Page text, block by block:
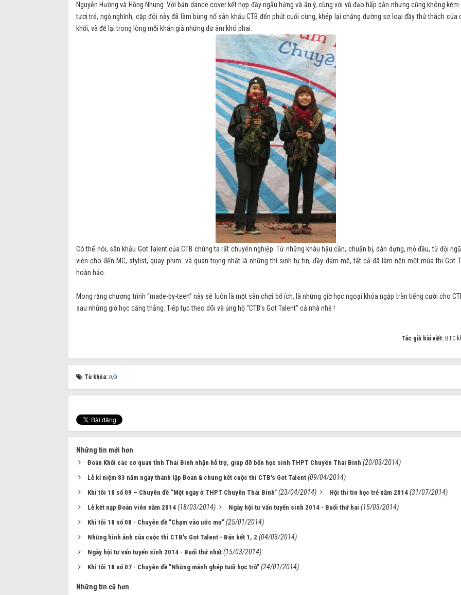
Nguyễn Hường và Hồng Nhung. Với bản dance cover kết hợp đầy ngẫu hứng và ăn ý, cùng với vũ đạo hấp dẫn nhưng cũng không kém
tươi trẻ, ngộ nghĩnh, cặp đôi này đã làm bùng nổ sân khấu CTB đến phút cuối cùng, khép lại chặng đường sơ loại đầy thử thách của
khối, và để lại trong lòng mỗi khán giả những dư âm khó phai.
Có thể nói, sân khấu Got Talent của CTB chúng ta rất chuyên nghiệp. Từ những khâu hậu cần, chuẩn bị, dàn dựng, mở đầu, từ đội
viên cho đến MC, stylist, quay phim…và quan trọng nhất là những thí sinh tự tin, đầy đam mê, tất cả đã làm nên một mùa thi Got
hoàn hảo.
Mong rằng chương trình “made-by-teen” này sẽ luôn là một sân chơi bổ ích, là những giờ học ngoại khóa ngập tràn tiếng cười cho
sau những giờ học căng thẳng. Tiếp tục theo dõi và ủng hộ “CTB’s Got Talent” cả nhà nhé !
Tác giả bài viết: BTC
Từ khóa: n/a
Những tin mới hơn
Đoàn Khối các cơ quan tỉnh Thái Bình nhận hỗ trợ, giúp đỡ bốn học sinh THPT Chuyên Thái Bình (20/03/2014)
Lễ kỉ niệm 83 năm ngày thành lập Đoàn & chung kết cuộc thi CTB's Got Talent (09/04/2014)
Khi tôi 18 số 09 – Chuyên đề “Một ngày ở THPT Chuyên Thái Bình” (23/04/2014) Hội thi tin học trẻ năm 2014 (31/07/2014)
Lễ kết nạp Đoàn viên năm 2014 (18/03/2014) Ngày hội tư vấn tuyển sinh 2014 - Buổi thứ hai (15/03/2014)
Khi tôi 18 số 08 - Chuyên đề "Chạm vào ước mơ" (25/01/2014)
Những hình ảnh của cuộc thi CTB's Got Talent - Bán kết 1, 2 (04/03/2014)
Ngày hội tư vấn tuyển sinh 2014 - Buổi thứ nhất (15/03/2014)
Khi tôi 18 số 07 - Chuyên đề "Những mảnh ghép tuổi học trò" (24/01/2014)
Những tin cũ hơn